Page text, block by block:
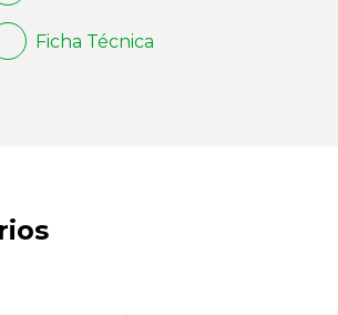
Ficha Técnica